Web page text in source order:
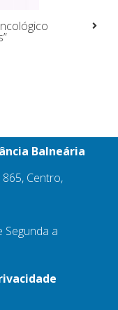
Balneária
865, Centro,
Segunda a